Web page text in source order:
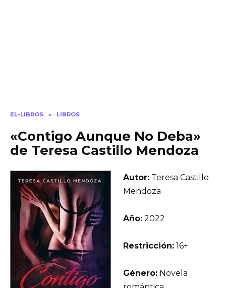
EL-LIBROS » LIBROS
«Contigo Aunque No Deba»
de Teresa Castillo Mendoza
Autor: Teresa Castillo
Mendoza
Año: 2022
Restricción: 16+
Género: Novela